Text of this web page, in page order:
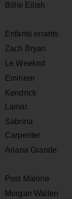
Billie Eilish
Enfants errants
Zach Bryan
Le Weeknd
Eminem
Kendrick
Lamar
Sabrina
Carpenter
Ariana Grande
Post Malone
Morgan Wallen